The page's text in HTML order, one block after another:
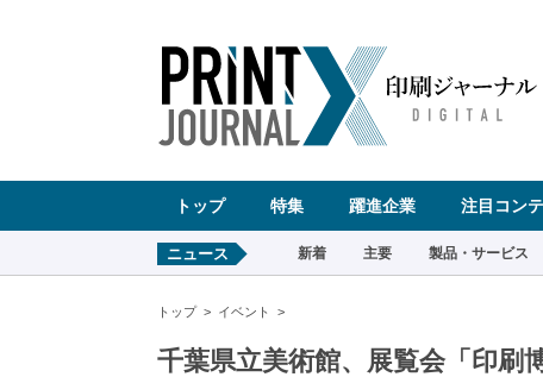
ア
ゲ
ン
トップ 特集 躍進企業 注目コン
ニュース 新着 主要 製品・サービス
トップ イベント
千葉県立美術館、展覧会「印刷